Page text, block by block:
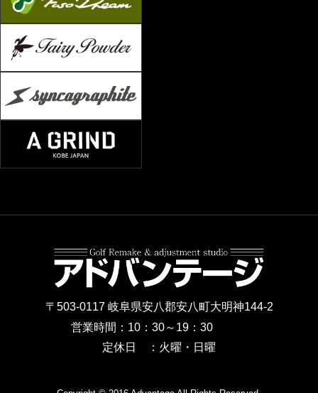
〒503-0117 岐阜県安八郡安八町大明神144-2
営業時間：10：30～19：30
定休日 ：火曜・日曜